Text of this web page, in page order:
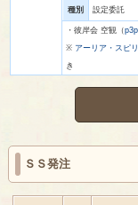
種別 設定委託
・彼岸会 空観（
※ アーリア・スピ
き
ＳＳ発注